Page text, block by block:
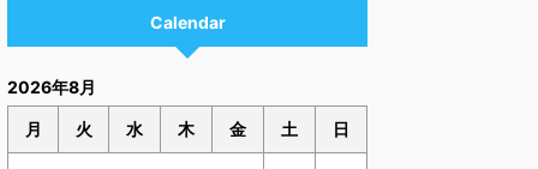
Calendar
2026年8月
月 火 水 木 金 土 日